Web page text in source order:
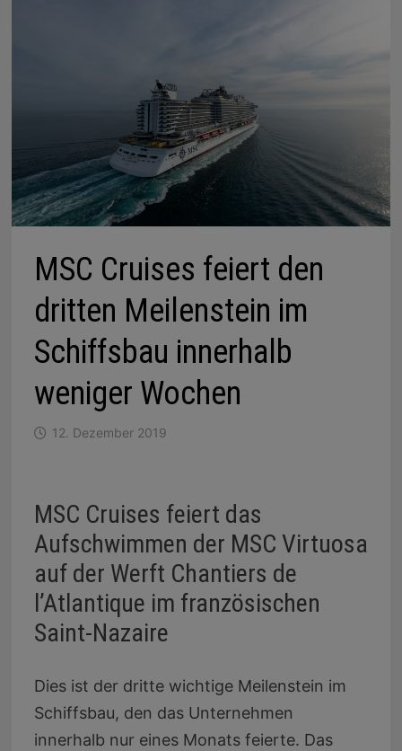
MSC Cruises feiert den
dritten Meilenstein im
Schiffsbau innerhalb
weniger Wochen
12. Dezember 2019
MSC Cruises feiert das
Aufschwimmen der MSC Virtuosa
auf der Werft Chantiers de
l’Atlantique im französischen
Saint-Nazaire
Dies ist der dritte wichtige Meilenstein im
Schiffsbau, den das Unternehmen
innerhalb nur eines Monats feierte. Das